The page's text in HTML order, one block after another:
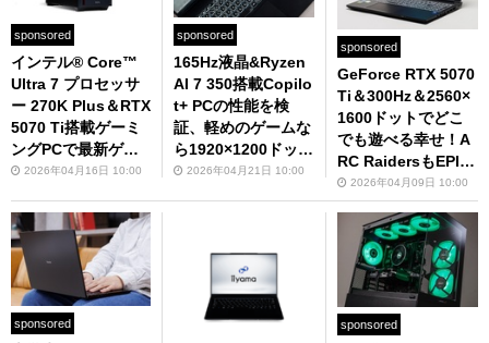
sponsored
インテル® Core™
Ultra 7 プロセッサ
ー 270K Plus＆RTX
5070 Ti搭載ゲーミ
ングPCで最新ゲー
ムを高解像度かつ高
2026年04月16日 10:00
sponsored
165Hz液晶&Ryzen
AI 7 350搭載Copilo
t+ PCの性能を検
証、軽めのゲームな
ら1920×1200ドット
で平均100fps超
2026年04月21日 10:00
sponsored
GeForce RTX 5070
Ti＆300Hz＆2560×
1600ドットでどこ
でも遊べる幸せ！A
RC RaidersもEPIC
画質で200fps超え
のゲーミングPC
2026年04月09日 10:00
sponsored sponsored